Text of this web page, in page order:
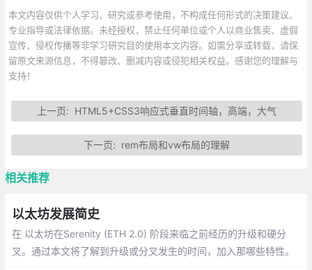
本文内容仅供个人学习、研究或参考使用，不构成任何形式的决策建议、
专业指导或法律依据。未经授权，禁止任何单位或个人以商业售卖、虚假
宣传、侵权传播等非学习研究目的使用本文内容。如需分享或转载，请保
留原文来源信息，不得篡改、删减内容或侵犯相关权益。感谢您的理解与
支持！
上一页: HTML5+CSS3响应式垂直时间轴，高端，大气
下一页: rem布局和vw布局的理解
相关推荐
以太坊发展简史
在 以太坊在Serenity (ETH 2.0) 阶段来临之前经历的升级和硬分
叉。通过本文将了解到升级或分叉发生的时间，加入那哪些特性。